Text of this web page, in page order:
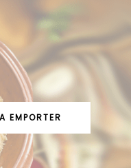
A EMPORTER